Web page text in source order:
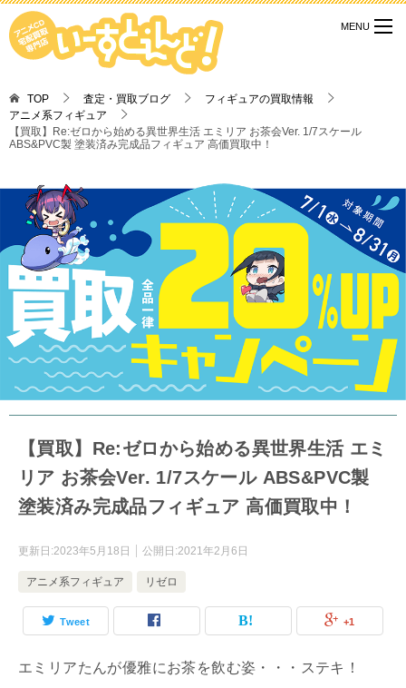
TOP 査定・買取ブログ
フィギュアの買取情報
アニメ系フィギュア
【買取】Re:ゼロから始める異世界生活 エミリア お茶会Ver. 1/7スケール
ABS&PVC製 塗装済み完成品フィギュア 高価買取中！
【買取】Re:ゼロから始める異世界生活 エミ
リア お茶会Ver. 1/7スケール ABS&PVC製
塗装済み完成品フィギュア 高価買取中！
更新日:2023年5月18日 公開日:2021年2月6日
アニメ系フィギュア リゼロ
Tweet +1
エミリアたんが優雅にお茶を飲む姿・・・ステキ！